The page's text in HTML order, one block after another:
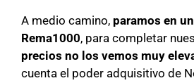
A medio camino, paramos en
Rema1000, para completar
precios no los vemos muy
cuenta el poder adquisitivo de